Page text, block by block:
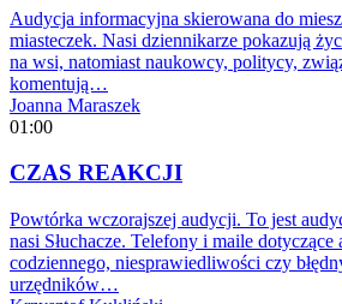
Audycja informacyjna skierowana do
miasteczek. Nasi dziennikarze pokazują
na wsi, natomiast naukowcy, politycy,
komentują…
Joanna Maraszek
01:00
CZAS REAKCJI
Powtórka wczorajszej audycji. To jest
nasi Słuchacze. Telefony i maile dotyczące
codziennego, niesprawiedliwości czy
urzędników…